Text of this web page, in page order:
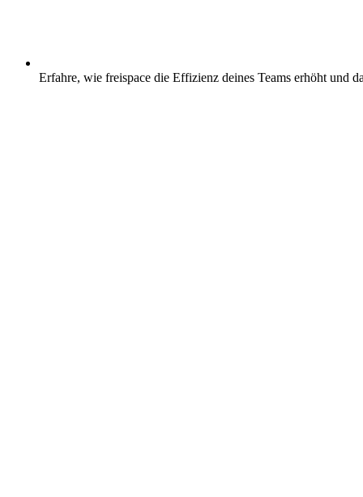
Erfahre, wie freispace die Effizienz deines Teams erhöht und